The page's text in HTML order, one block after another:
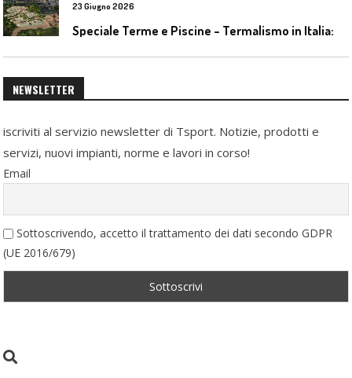
23 Giugno 2026
NEWSLETTER
iscriviti al servizio newsletter di Tsport. Notizie, prodotti e
servizi, nuovi impianti, norme e lavori in corso!
Email
Sottoscrivendo, accetto il trattamento dei dati secondo GDPR
(UE 2016/679)